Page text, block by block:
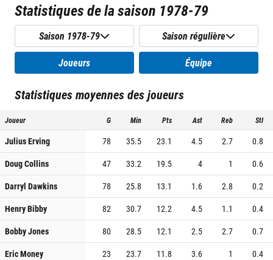
Statistiques de la saison 1978-79
Saison 1978-79 Saison régulière
Joueurs Équipe
Statistiques moyennes des joueurs
Joueur G Min Pts Ast Reb Stl
Julius Erving 78 35.5 23.1 4.5 2.7
0.8
Doug Collins
47 33.2 19.5 4 1
0.6
Darryl Dawkins
78 25.8 13.1 1.6 2.8
0.2
Henry Bibby
82 30.7 12.2 4.5 1.1
0.4
Bobby Jones
80 28.5 12.1 2.5 2.7
0.7
Eric Money
23 23.7 11.8 3.6 1
0.4